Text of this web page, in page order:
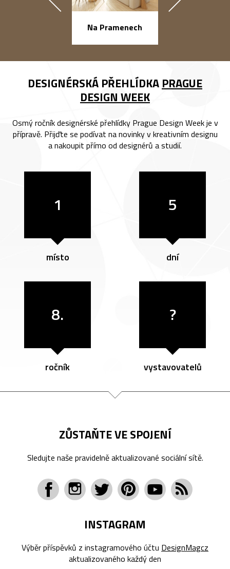
Na Pramenech
DESIGNÉRSKÁ PŘEHLÍDKA PRAGUE
DESIGN WEEK
Osmý ročník designérské přehlídky Prague Design Week je v
přípravě. Přijďte se podívat na novinky v kreativním designu
a nakoupit přímo od designérů a studií.
1
místo
5
dní
8.
ročník
?
vystavovatelů
ZŮSTAŇTE VE SPOJENÍ
Sledujte naše pravidelně aktualizované sociální sítě.
INSTAGRAM
Výběr příspěvků z instagramového účtu DesignMagcz
aktualizovaného každý den